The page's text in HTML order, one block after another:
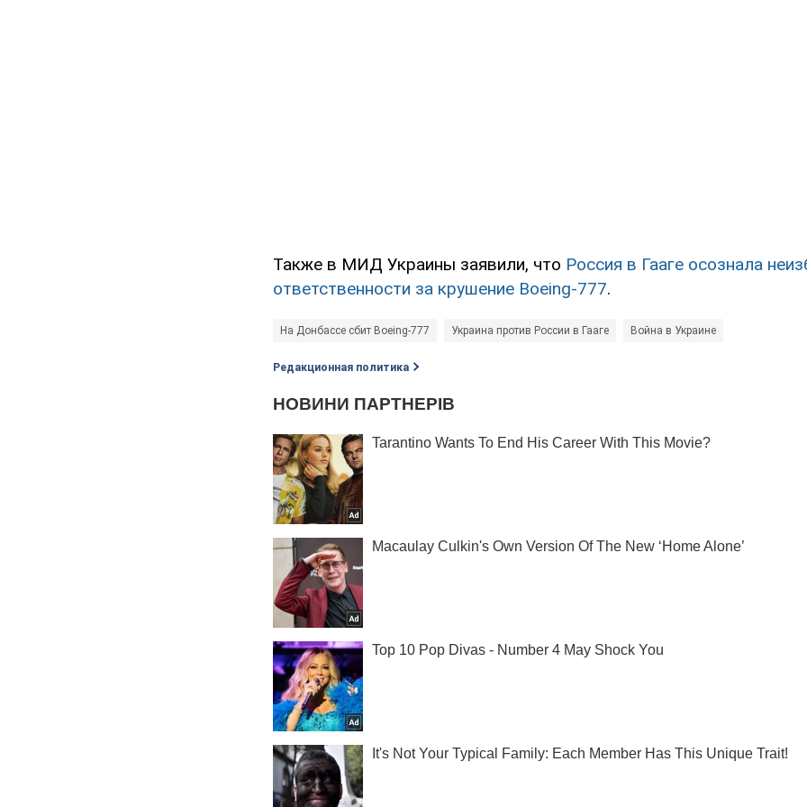
Также в МИД Украины заявили, что Россия в Гааге осознала
ответственности за крушение Boeing-777.
На Донбассе сбит Boeing-777 Украина против России в Гааге Война в Украине
Редакционная политика